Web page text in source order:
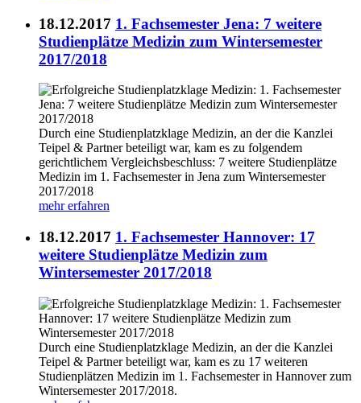
18.12.2017 1. Fachsemester Jena: 7 weitere
Studienplätze Medizin zum Wintersemester
2017/2018
Durch eine Studienplatzklage Medizin, an der die Kanzlei
Teipel & Partner beteiligt war, kam es zu folgendem
gerichtlichem Vergleichsbeschluss: 7 weitere Studienplätze
Medizin im 1. Fachsemester in Jena zum Wintersemester
2017/2018
mehr erfahren
18.12.2017 1. Fachsemester Hannover: 17
weitere Studienplätze Medizin zum
Wintersemester 2017/2018
Durch eine Studienplatzklage Medizin, an der die Kanzlei
Teipel & Partner beteiligt war, kam es zu 17 weiteren
Studienplätzen Medizin im 1. Fachsemester in Hannover zum
Wintersemester 2017/2018.